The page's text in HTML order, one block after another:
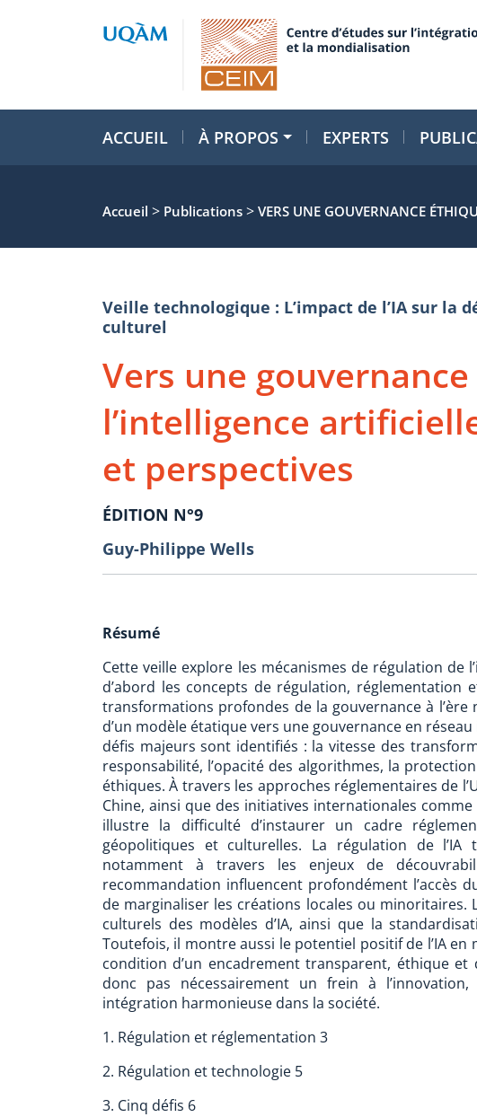
ACCUEIL À PROPOS EXPERTS
Accueil > Publications > VERS UNE GOUVERNANCE
Veille technologique : L’impact de l’IA sur la
culturel
Vers une
l’intelligence
et perspectives
ÉDITION N°9
Guy-Philippe Wells
Résumé
Cette veille explore les mécanismes de régulation de
d’abord les concepts de régulation, réglementation
transformations profondes de la gouvernance à l’ère
d’un modèle étatique vers une gouvernance en
défis majeurs sont identifiés : la vitesse des
responsabilité, l’opacité des algorithmes, la
éthiques. À travers les approches réglementaires de
Chine, ainsi que des initiatives internationales comme
illustre la difficulté d’instaurer un cadre
géopolitiques et culturelles. La régulation de l’IA
notamment à travers les enjeux de
recommandation influencent profondément l’accès
de marginaliser les créations locales ou minoritaires.
culturels des modèles d’IA, ainsi que la
Toutefois, il montre aussi le potentiel positif de l’IA en
condition d’un encadrement transparent, éthique et
donc pas nécessairement un frein à
intégration harmonieuse dans la société.
1. Régulation et réglementation 3
2. Régulation et technologie 5
3. Cinq défis 6